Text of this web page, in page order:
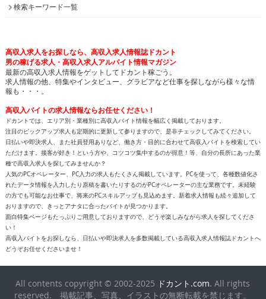
検索キーワード一覧
高収入求人をお探しなら、高収入求人情報誌ドカント
男の稼げる求人・高収入求人アルバイト情報マガジン
最新の高収入求人情報をゲットしてドカント稼ごう。
求人情報の他、特集やインタビュー、グラビアなど仕事を探しながら様々な情
報も・・・。
高収入バイトの求人情報ならお任せください！
ドカントでは、エリア別・業種別に高収入バイト情報を幅広く掲載しております。
注目のピックアップ求人も定期的に更新して参りますので、是非チェックしてみてください。
日払いや即決求人、また社員登用ありなど、働き方・目的に合わせて高収入バイトを検索してい
ただけます。接客が好き！という方や、コツコツ集中するのが得意！等、自分の長所にあった業
種で高収入求人を探してみませんか？
人気のPCオペレーター、PC入力の求人もたくさん掲載しています。PCを使って、各種数値化さ
れたデータ情報を入力したり原稿を書いたりするのがPCオペレーターの主な業務です。未経験
の方でも可能なお仕事で、将来のPCスキルアップも見込めます。新着求人情報も続々追加して
おりますので、きっとアナタに合ったバイトが見つかります。
面白特集ページもたっぷりご用意しておりますので、どうぞ楽しみながら求人を探してくださ
い！
高収入バイトをお探しなら、日払いや即決求人を多数掲載している高収入求人情報誌ドカントへ
どうぞお任せくださいませ！
All contents copyright © 2002-2025 ドカント.com. All rights
reserved. 掲載記事、写真、イラストの無断転載を禁じます。